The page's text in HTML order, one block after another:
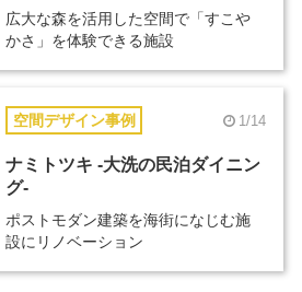
広大な森を活用した空間で「すこや
かさ」を体験できる施設
空間デザイン事例 1/14
ナミトツキ -大洗の民泊ダイニン
グ-
ポストモダン建築を海街になじむ施
設にリノベーション